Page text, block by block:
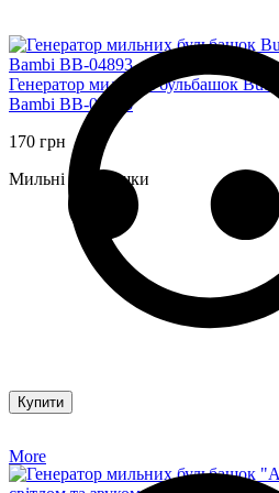
Генератор мильних бульбашок
Bambi BB-04893
170 грн
Мильні бульбашки
Купити
More